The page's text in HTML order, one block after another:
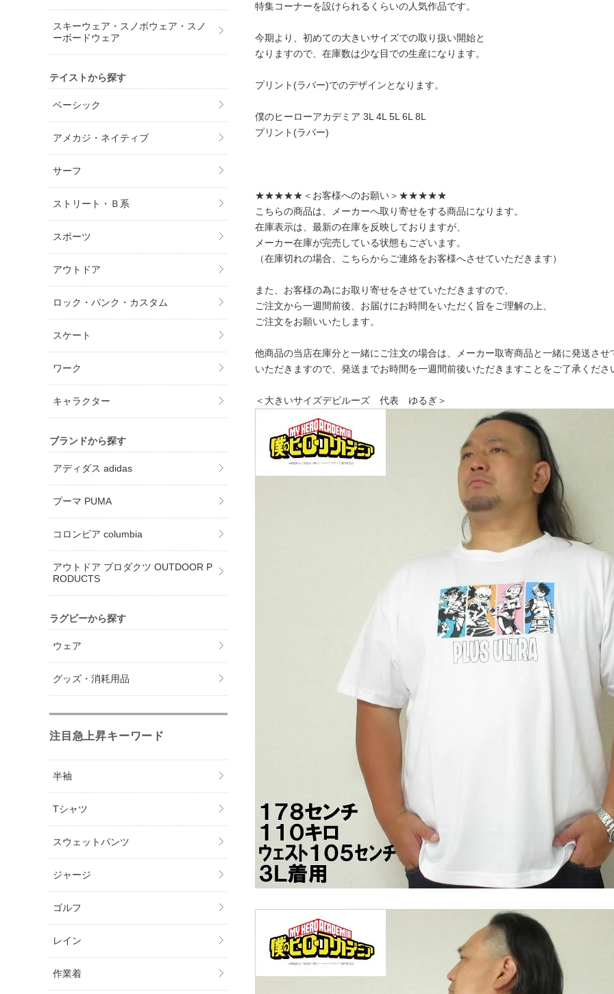
特集コーナーを設けられるくらいの人気作品です。
今期より、初めての大きいサイズでの取り扱い開始と
なりますので、在庫数は少な目での生産になります。
プリント(ラバー)でのデザインとなります。
僕のヒーローアカデミア 3L 4L 5L 6L 8L
プリント(ラバー)
★★★★★＜お客様へのお願い＞★★★★★
こちらの商品は、メーカーへ取り寄せをする商品になります。
在庫表示は、最新の在庫を反映しておりますが、
メーカー在庫が完売している状態もございます。
（在庫切れの場合、こちらからご連絡をお客様へさせていただきます）
また、お客様の為にお取り寄せをさせていただきますので、
ご注文から一週間前後、お届けにお時間をいただく旨をご理解の上、
ご注文をお願いいたします。
他商品の当店在庫分と一緒にご注文の場合は、メーカー取寄商品と一緒に発送させ
いただきますので、発送までお時間を一週間前後いただきますことをご了承くださ
＜大きいサイズデビルーズ 代表 ゆるぎ＞
スキーウェア・スノボウェア・スノ
ーボードウェア
テイストから探す
ベーシック
アメカジ・ネイティブ
サーフ
ストリート・Ｂ系
スポーツ
アウトドア
ロック・パンク・カスタム
スケート
ワーク
キャラクター
ブランドから探す
アディダス adidas
プーマ PUMA
コロンビア columbia
アウトドア プロダクツ OUTDOOR P
RODUCTS
ラグビーから探す
ウェア
グッズ・消耗用品
注目急上昇キーワード
半袖
Tシャツ
スウェットパンツ
ジャージ
ゴルフ
レイン
作業着